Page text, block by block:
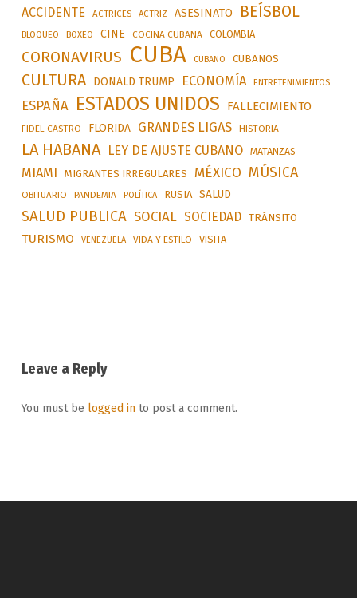
ACCIDENTE ACTRICES ACTRIZ ASESINATO BEÍSBOL
BLOQUEO BOXEO CINE COCINA CUBANA COLOMBIA
CORONAVIRUS CUBA CUBANO CUBANOS
CULTURA DONALD TRUMP ECONOMÍA ENTRETENIMIENTOS
ESPAÑA ESTADOS UNIDOS FALLECIMIENTO
FIDEL CASTRO FLORIDA GRANDES LIGAS HISTORIA
LA HABANA LEY DE AJUSTE CUBANO MATANZAS
MIAMI MIGRANTES IRREGULARES MÉXICO MÚSICA
OBITUARIO PANDEMIA POLÍTICA RUSIA SALUD
SALUD PUBLICA SOCIAL SOCIEDAD TRÁNSITO
TURISMO VENEZUELA VIDA Y ESTILO VISITA
Leave a Reply
You must be logged into post a comment.